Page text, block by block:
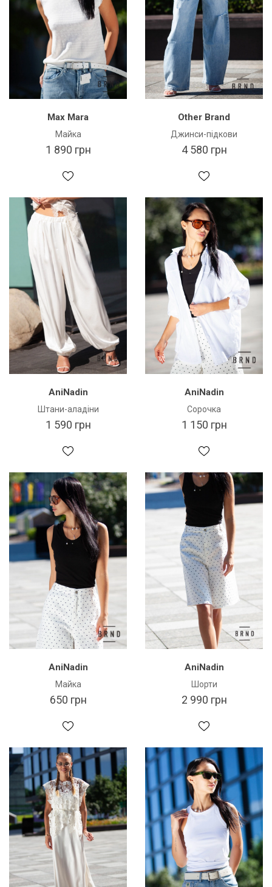
Max Mara
Майка
1 890 грн
Other Brand
Джинси-підкови
4 580 грн
AniNadin
Штани-аладіни
1 590 грн
AniNadin
Сорочка
1 150 грн
AniNadin
Майка
650 грн
AniNadin
Шорти
2 990 грн